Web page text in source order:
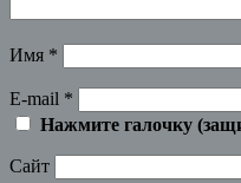
Имя *
E-mail *
Нажмите галочку
Сайт